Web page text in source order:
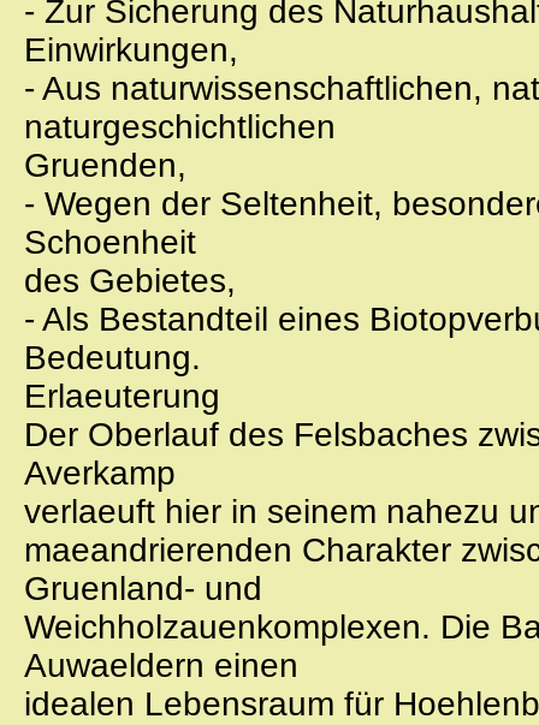
- Zur Sicherung des
Einwirkungen,
- Aus naturwissenschaftlichen,
naturgeschichtlichen
Gruenden,
- Wegen der Seltenheit,
Schoenheit
des Gebietes,
- Als Bestandteil eines
Bedeutung.
Erlaeuterung
Der Oberlauf des Felsbaches
Averkamp
verlaeuft hier in seinem nahezu
maeandrierenden Charakter
Gruenland- und
Weichholzauenkomplexen. Die
Auwaeldern einen
idealen Lebensraum für